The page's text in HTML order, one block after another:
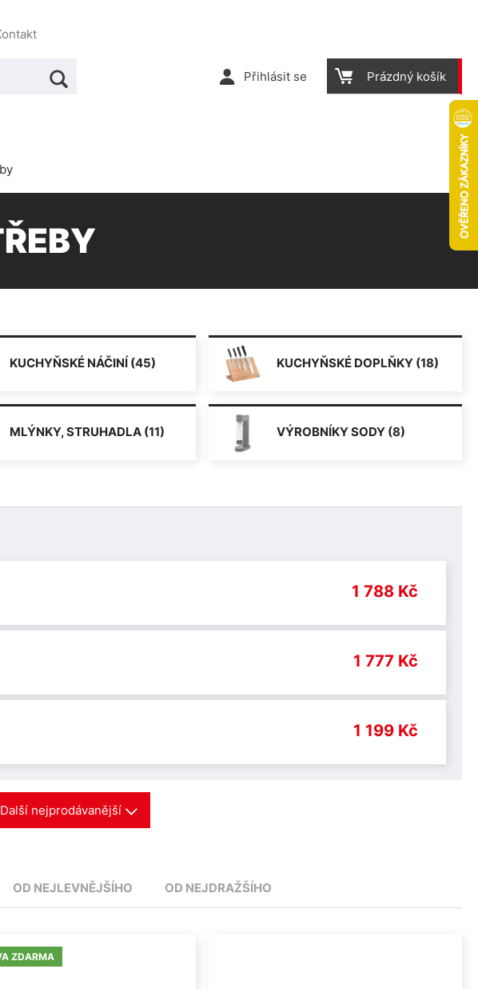
Přihlásit se Prázdný košík
KUCHYŇSKÉ NÁČINÍ (45) KUCHYŇSKÉ DOPLŇKY (18)
MLÝNKY, STRUHADLA (11) VÝROBNÍKY SODY (8)
1 788 Kč
1 777 Kč
1 199 Kč
Další nejprodávanější
OD NEJLEVNĚJŠÍHO OD NEJDRAŽŠÍHO
ZDARMA